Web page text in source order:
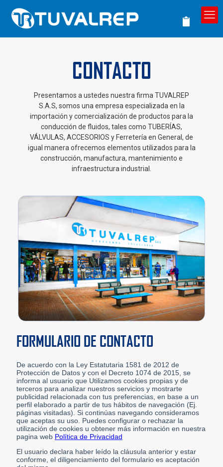
CONTACTO
Presentamos a ustedes nuestra firma TUVALREP
S.A.S, somos una empresa especializada en la
importación y comercialización de productos para la
conducción de fluidos, tales como TUBERÍAS,
VÁLVULAS, ACCESORIOS y Ferretería en General, de
igual manera ofrecemos elementos utilizados para la
construcción, manufactura, mantenimiento e
infraestructura industrial.
FORMULARIO DE CONTACTO